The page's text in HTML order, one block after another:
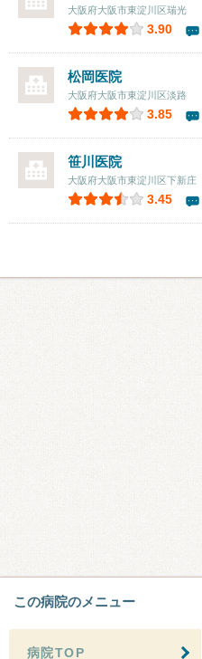
大阪府大阪市東淀川区瑞光
3.90
松岡医院
大阪府大阪市東淀川区淡路
3.85
笹川医院
大阪府大阪市東淀川区下新庄
3.45
この病院のメニュー
病院TOP